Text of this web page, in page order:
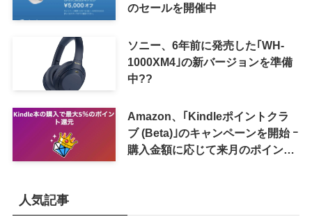
のセールを開催中
ソニー、6年前に発売した｢WH-
1000XM4｣の新バージョンを準備
中??
Amazon、｢Kindleポイントクラ
ブ (Beta)｣のキャンペーンを開始 ｰ
購入金額に応じて来月のポイント
人気記事